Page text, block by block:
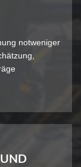
notweniger